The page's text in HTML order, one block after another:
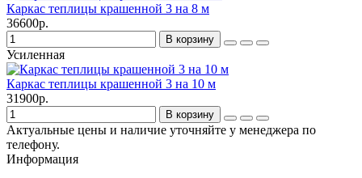
Каркас теплицы крашенной 3 на 8 м
36600р.
В корзину
Усиленная
Каркас теплицы крашенной 3 на 10 м
31900р.
В корзину
Актуальные цены и наличие уточняйте у менеджера по
телефону.
Информация